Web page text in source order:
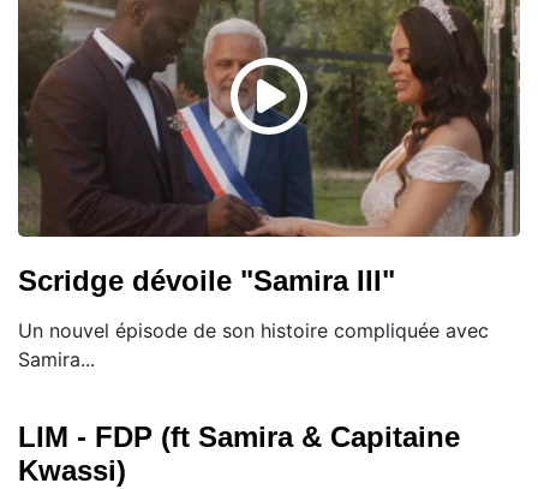
Scridge dévoile "Samira III"
Un nouvel épisode de son histoire compliquée avec
Samira...
LIM - FDP (ft Samira & Capitaine
Kwassi)